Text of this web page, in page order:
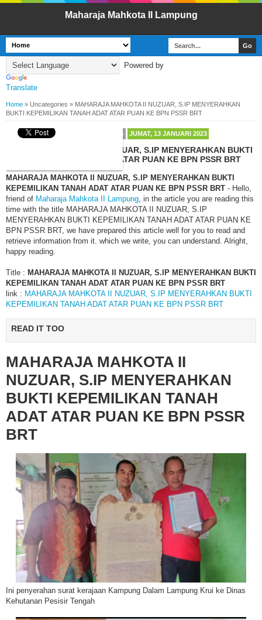
Maharaja Mahkota II Lampung
Powered by
Translate
Home » Uncategories » MAHARAJA MAHKOTA II NUZUAR, S.IP MENYERAHKAN
BUKTI KEPEMILIKAN TANAH ADAT ATAR PUAN KE BPN PSSR BRT
BYMAHARAJA MAHKOTA LAMPUNG JUMAT, 13 JANUARI 2023
MAHARAJA MAHKOTA II NUZUAR, S.IP MENYERAHKAN BUKTI
KEPEMILIKAN TANAH ADAT ATAR PUAN KE BPN PSSR BRT
MAHARAJA MAHKOTA II NUZUAR, S.IP MENYERAHKAN BUKTI
KEPEMILIKAN TANAH ADAT ATAR PUAN KE BPN PSSR BRT - Hello,
friend of Maharaja Mahkota II Lampung, in the article you are reading this
time with the title MAHARAJA MAHKOTA II NUZUAR, S.IP
MENYERAHKAN BUKTI KEPEMILIKAN TANAH ADAT ATAR PUAN KE
BPN PSSR BRT, we have prepared this article well for you to read and
retrieve information from it. which we write, you can understand. Alright,
happy reading.
Title : MAHARAJA MAHKOTA II NUZUAR, S.IP MENYERAHKAN BUKTI
KEPEMILIKAN TANAH ADAT ATAR PUAN KE BPN PSSR BRT
link : MAHARAJA MAHKOTA II NUZUAR, S.IP MENYERAHKAN BUKTI
KEPEMILIKAN TANAH ADAT ATAR PUAN KE BPN PSSR BRT
READ IT TOO
MAHARAJA MAHKOTA II
NUZUAR, S.IP MENYERAHKAN
BUKTI KEPEMILIKAN TANAH
ADAT ATAR PUAN KE BPN PSSR
BRT
Ini penyerahan surat kerajaan Kampung Dalam Lampung Krui ke Dinas
Kehutanan Pesisir Tengah